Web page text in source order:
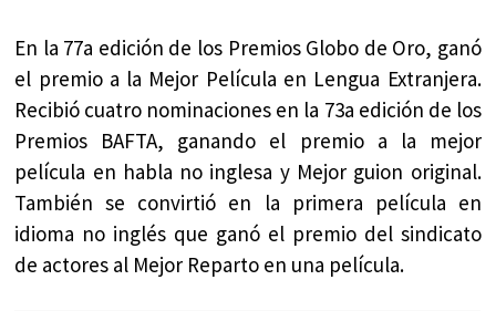
En la 77a edición de los Premios Globo de Oro, ganó
el premio a la Mejor Película en Lengua Extranjera.
Recibió cuatro nominaciones en la 73a edición de los
Premios BAFTA, ganando el premio a la mejor
película en habla no inglesa y Mejor guion original.
También se convirtió en la primera película en
idioma no inglés que ganó el premio del sindicato
de actores al Mejor Reparto en una película.